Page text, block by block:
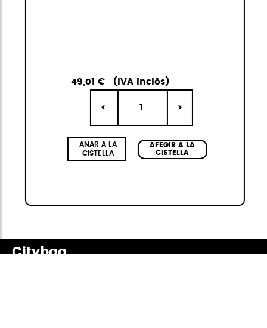
49,01 € (IVA inclòs)
< 1 >
ANAR A LA
CISTELLA
AFEGIR A LA
CISTELLA
Citybag